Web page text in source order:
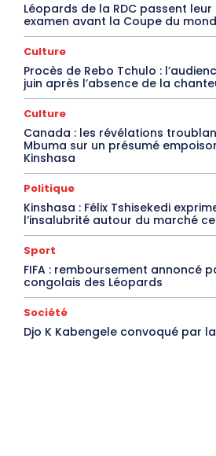
Léopards de la RDC passent
examen avant la Coupe du
Culture
Procès de Rebo Tchulo :
juin après l’absence de la
Culture
Canada : les révélations
Mbuma sur un présumé
Kinshasa
Politique
Kinshasa : Félix Tshisekedi
l’insalubrité autour du marché
Sport
FIFA : remboursement annoncé
congolais des Léopards
Société
Djo K Kabengele convoqué par